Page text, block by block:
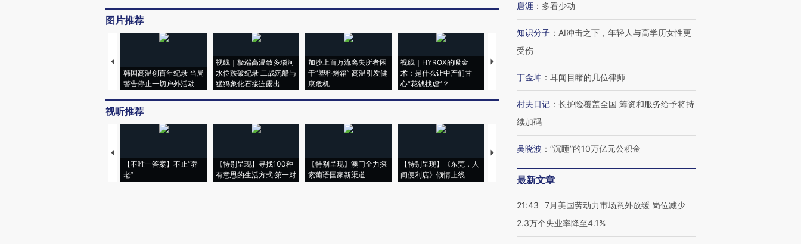
图片推荐
韩国高温创百年纪录 当局
警告停止一切户外活动
视线｜极端高温致多瑙河
水位跌破纪录 二战沉船与
猛犸象化石接连露出
加沙上百万流离失所者困
于“塑料烤箱” 高温引发健
康危机
视线｜HYROX的吸金
术：是什么让中产们甘
心“花钱找虐”？
马航飞行员跨国走私7万
粒摇头丸 尿检体内含3种
视线｜被称为“蟑螂”的印
度Z世代 用街头抗争将教
育部长拱下台
视线｜“入侵”还是“人道危
视听推荐
【不唯一答案】不止“养
老”
【特别呈现】寻找100种
有意思的生活方式·第一对
【特别呈现】澳门全力探
索葡语国家新渠道
【特别呈现】《东莞，人
间便利店》倾情上线
【推广】走进第四届链博
唐涯 ： 多看少动
知识分子 ： AI冲击之下，年轻人与高学历女性更
受伤
丁金坤 ： 耳闻目睹的几位律师
村夫日记 ： 长护险覆盖全国 筹资和服务给予将持
续加码
吴晓波 ： “沉睡”的10万亿元公积金
最新文章
21:43
7月美国劳动力市场意外放缓 岗位减少
2.3万个失业率降至4.1%